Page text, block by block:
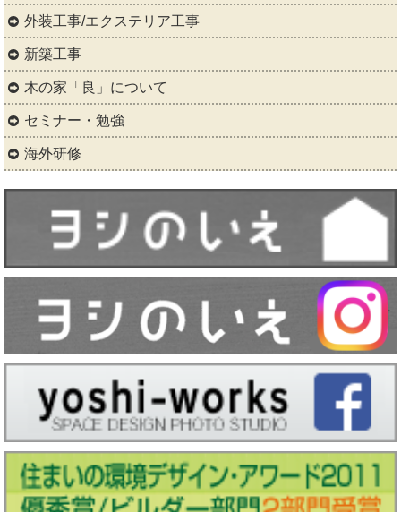
外装工事/エクステリア工事
新築工事
木の家「良」について
セミナー・勉強
海外研修